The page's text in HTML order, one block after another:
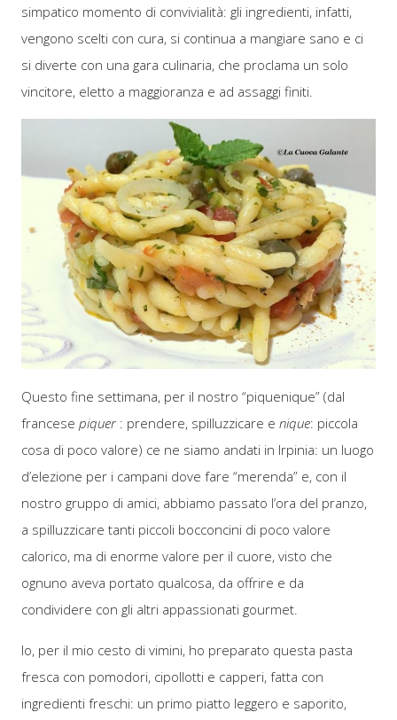
simpatico momento di convivialità: gli ingredienti, infatti,
vengono scelti con cura, si continua a mangiare sano e ci
si diverte con una gara culinaria, che proclama un solo
vincitore, eletto a maggioranza e ad assaggi finiti.
Questo fine settimana, per il nostro “piquenique” (dal
francesepiquer : prendere, spilluzzicare enique: piccola
cosa di poco valore) ce ne siamo andati in Irpinia: un luogo
d’elezione per i campani dove fare “merenda” e, con il
nostro gruppo di amici, abbiamo passato l’ora del pranzo,
a spilluzzicare tanti piccoli bocconcini di poco valore
calorico, ma di enorme valore per il cuore, visto che
ognuno aveva portato qualcosa, da offrire e da
condividere con gli altri appassionati gourmet.
Io, per il mio cesto di vimini, ho preparato questa pasta
fresca con pomodori, cipollotti e capperi, fatta con
ingredienti freschi: un primo piatto leggero e saporito,